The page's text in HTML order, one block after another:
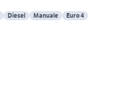
Diesel Manuale Euro 4